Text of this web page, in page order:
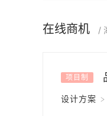
在线商机 /
项目制
设计方案